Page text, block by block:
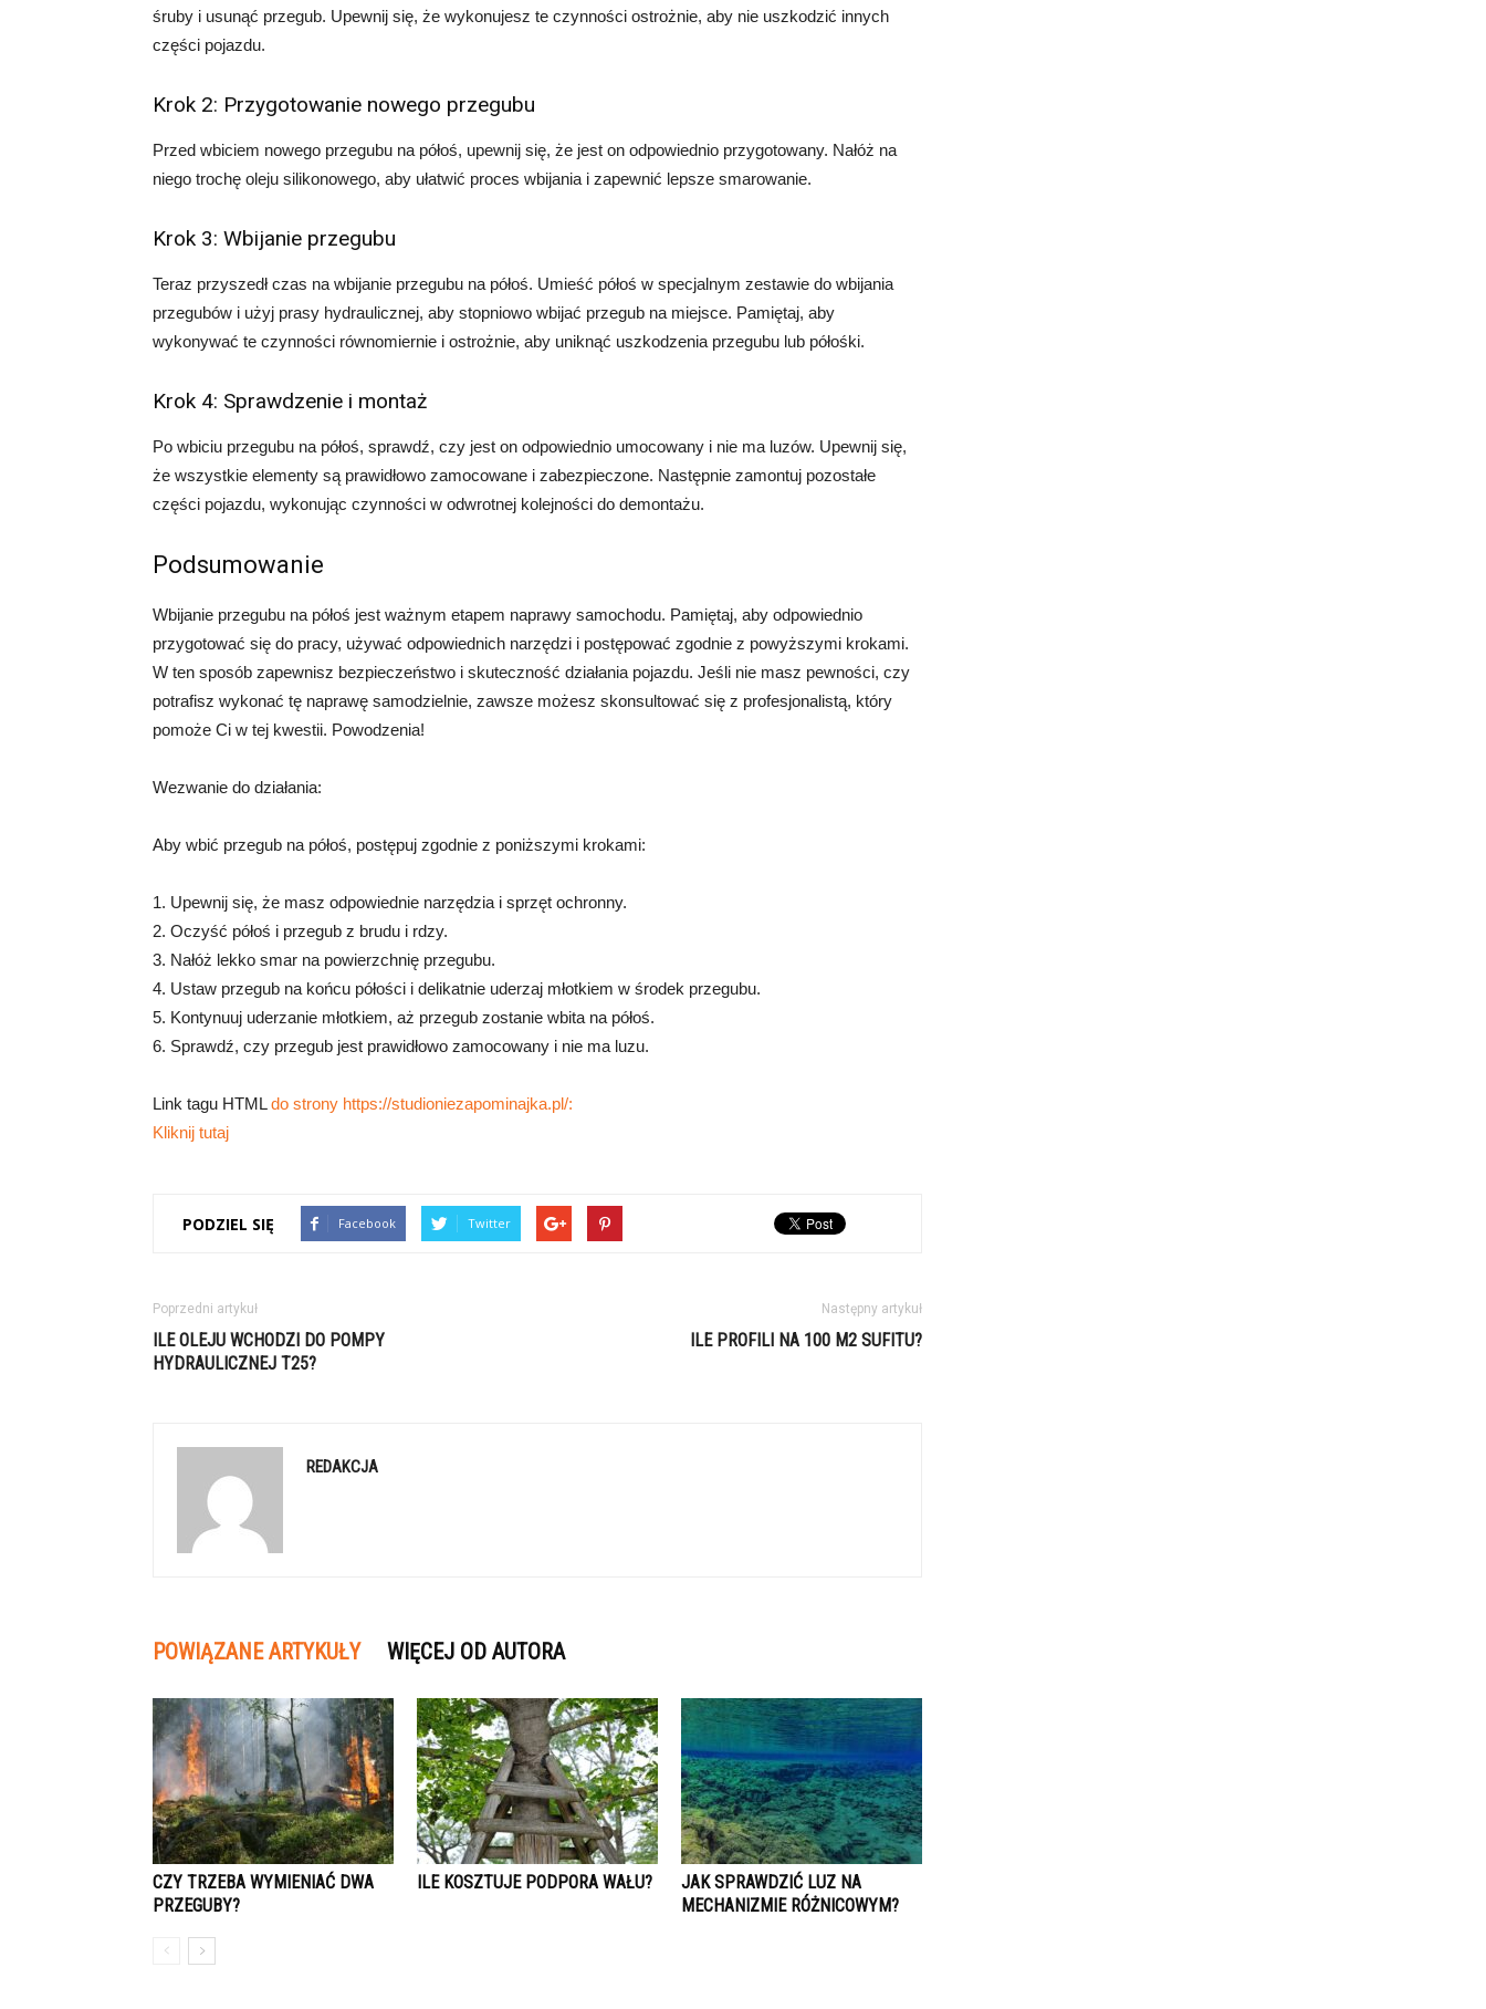
śruby i usunąć przegub. Upewnij się, że wykonujesz te czynności ostrożnie, aby nie uszkodzić innych
części pojazdu.
Krok 2: Przygotowanie nowego przegubu
Przed wbiciem nowego przegubu na półoś, upewnij się, że jest on odpowiednio przygotowany. Nałóż na
niego trochę oleju silikonowego, aby ułatwić proces wbijania i zapewnić lepsze smarowanie.
Krok 3: Wbijanie przegubu
Teraz przyszedł czas na wbijanie przegubu na półoś. Umieść półoś w specjalnym zestawie do wbijania
przegubów i użyj prasy hydraulicznej, aby stopniowo wbijać przegub na miejsce. Pamiętaj, aby
wykonywać te czynności równomiernie i ostrożnie, aby uniknąć uszkodzenia przegubu lub półośki.
Krok 4: Sprawdzenie i montaż
Po wbiciu przegubu na półoś, sprawdź, czy jest on odpowiednio umocowany i nie ma luzów. Upewnij się,
że wszystkie elementy są prawidłowo zamocowane i zabezpieczone. Następnie zamontuj pozostałe
części pojazdu, wykonując czynności w odwrotnej kolejności do demontażu.
Podsumowanie
Wbijanie przegubu na półoś jest ważnym etapem naprawy samochodu. Pamiętaj, aby odpowiednio
przygotować się do pracy, używać odpowiednich narzędzi i postępować zgodnie z powyższymi krokami.
W ten sposób zapewnisz bezpieczeństwo i skuteczność działania pojazdu. Jeśli nie masz pewności, czy
potrafisz wykonać tę naprawę samodzielnie, zawsze możesz skonsultować się z profesjonalistą, który
pomoże Ci w tej kwestii. Powodzenia!
Wezwanie do działania:
Aby wbić przegub na półoś, postępuj zgodnie z poniższymi krokami:
1. Upewnij się, że masz odpowiednie narzędzia i sprzęt ochronny.
2. Oczyść półoś i przegub z brudu i rdzy.
3. Nałóż lekko smar na powierzchnię przegubu.
4. Ustaw przegub na końcu półości i delikatnie uderzaj młotkiem w środek przegubu.
5. Kontynuuj uderzanie młotkiem, aż przegub zostanie wbita na półoś.
6. Sprawdź, czy przegub jest prawidłowo zamocowany i nie ma luzu.
Link tagu HTMLdo strony https://studioniezapominajka.pl/:
Kliknij tutaj
PODZIEL SIĘ Facebook Twitter
Poprzedni artykuł
ILE OLEJU WCHODZI DO POMPY
HYDRAULICZNEJ T25?
Następny artykuł
ILE PROFILI NA 100 M2 SUFITU?
REDAKCJA
POWIĄZANE ARTYKUŁY WIĘCEJ OD AUTORA
CZY TRZEBA WYMIENIAĆ DWA
PRZEGUBY?
ILE KOSZTUJE PODPORA WAŁU?
JAK SPRAWDZIĆ LUZ NA
MECHANIZMIE RÓŻNICOWYM?